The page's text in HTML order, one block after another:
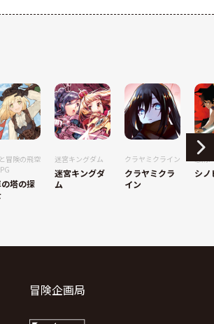
冒険の飛空
塔の探
迷宮キングダム
迷宮キングダ
ム
クラヤミクライン
クラヤミクラ
イン
忍術
シノ
冒険企画局